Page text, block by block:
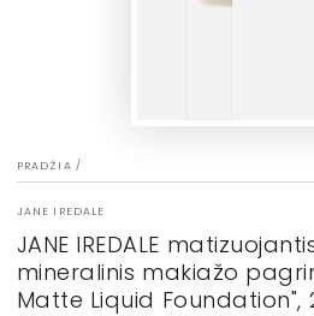
PRADŽIA /
JANE IREDALE
JANE IREDALE
mineralinis makiažo
Matte Liquid Foundation",